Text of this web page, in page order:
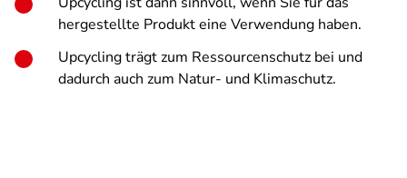
hergestellte Produkt eine Verwendung haben.
Upcycling trägt zum Ressourcenschutz bei und
dadurch auch zum Natur- und Klimaschutz.